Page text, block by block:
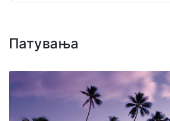
Патувања